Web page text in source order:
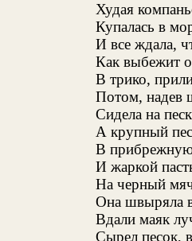
Худая
Купалась в
И все ждала,
Как выбежит
В трико,
Потом, надев
Сидела на
А крупный
В прибрежную
И жаркой
На черный
Она швыряла
Вдали маяк
Сырел песок,